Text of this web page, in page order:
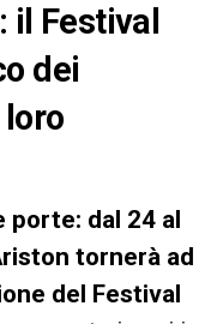
il Festival
dei
porte: dal 24 al
tornerà ad
del Festival